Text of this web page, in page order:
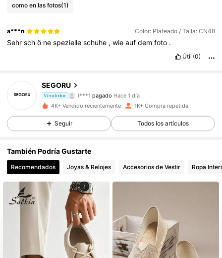
como en las fotos(1)
a***n Color: Plateado / Talla: CN48
Sehrschö nespezielleschuhe ,wieaufdemfoto .
Útil (0)
SEGORU
Vendedor
4,85
l***1 pagado Hace 1 día
j***u
seguido haceHace 1 día
1.3K Seguidores
4,85
4,85 1.3K Seguidores
4,85 1.3K Seguidores
4,85 1.3K Seguidores
4K+ Vendido recientemente 1K+ Compra repetida
Seguir Todos los artículos
También Podría Gustarte
Recomendados Joyas & Relojes Accesorios de Vestir Ropa